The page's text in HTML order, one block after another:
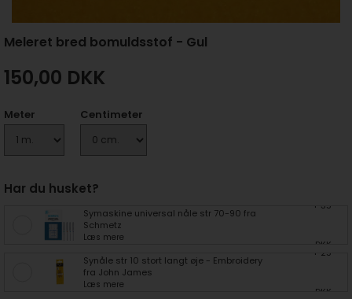
Meleret bred bomuldsstof - Gul
150,00 DKK
Meter Centimeter
Har du husket?
Symaskine universal nåle str 70-90 fra
Schmetz
Læs mere
+ 35
DKK
Synåle str 10 stort langt øje - Embroidery
fra John James
Læs mere
+ 25
DKK